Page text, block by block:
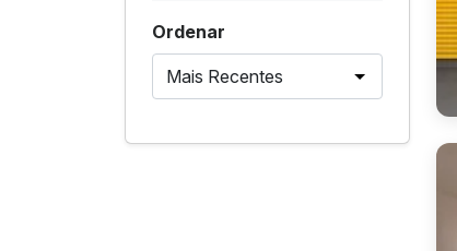
Ordenar